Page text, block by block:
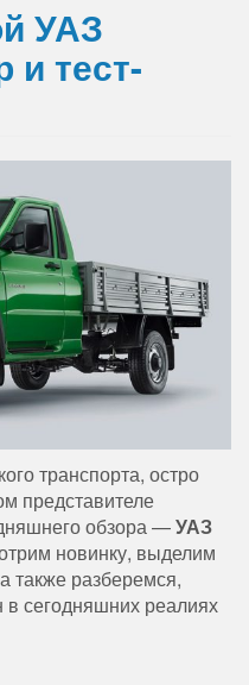
УАЗ
тест-
транспорта, остро
представителе
обзора —УАЗ
новинку, выделим
также разберемся,
сегодняшних реалиях